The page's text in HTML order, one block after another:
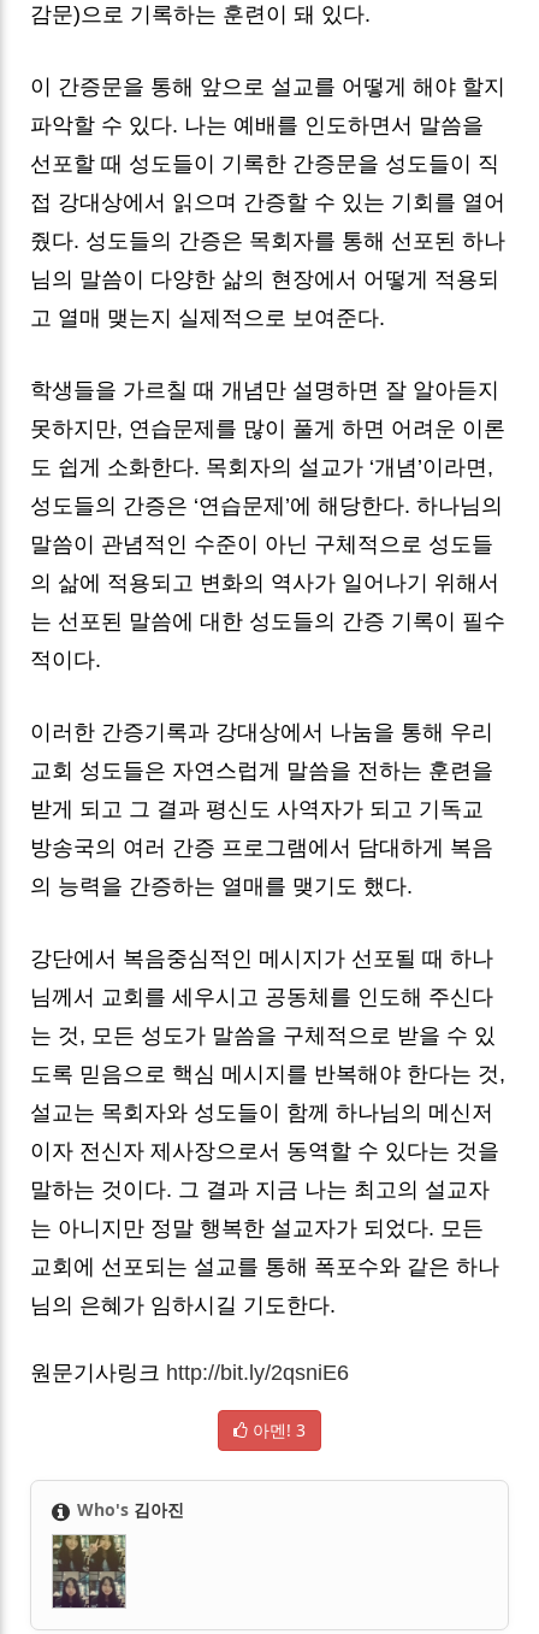
감문)으로 기록하는 훈련이 돼 있다.
이 간증문을 통해 앞으로 설교를 어떻게 해야 할지
파악할 수 있다. 나는 예배를 인도하면서 말씀을
선포할 때 성도들이 기록한 간증문을 성도들이 직
접 강대상에서 읽으며 간증할 수 있는 기회를 열어
줬다. 성도들의 간증은 목회자를 통해 선포된 하나
님의 말씀이 다양한 삶의 현장에서 어떻게 적용되
고 열매 맺는지 실제적으로 보여준다.
학생들을 가르칠 때 개념만 설명하면 잘 알아듣지
못하지만, 연습문제를 많이 풀게 하면 어려운 이론
도 쉽게 소화한다. 목회자의 설교가 ‘개념’이라면,
성도들의 간증은 ‘연습문제’에 해당한다. 하나님의
말씀이 관념적인 수준이 아닌 구체적으로 성도들
의 삶에 적용되고 변화의 역사가 일어나기 위해서
는 선포된 말씀에 대한 성도들의 간증 기록이 필수
적이다.
이러한 간증기록과 강대상에서 나눔을 통해 우리
교회 성도들은 자연스럽게 말씀을 전하는 훈련을
받게 되고 그 결과 평신도 사역자가 되고 기독교
방송국의 여러 간증 프로그램에서 담대하게 복음
의 능력을 간증하는 열매를 맺기도 했다.
강단에서 복음중심적인 메시지가 선포될 때 하나
님께서 교회를 세우시고 공동체를 인도해 주신다
는 것, 모든 성도가 말씀을 구체적으로 받을 수 있
도록 믿음으로 핵심 메시지를 반복해야 한다는 것,
설교는 목회자와 성도들이 함께 하나님의 메신저
이자 전신자 제사장으로서 동역할 수 있다는 것을
말하는 것이다. 그 결과 지금 나는 최고의 설교자
는 아니지만 정말 행복한 설교자가 되었다. 모든
교회에 선포되는 설교를 통해 폭포수와 같은 하나
님의 은혜가 임하시길 기도한다.
원문기사링크 http://bit.ly/2qsniE6
아멘! 3
Who's 김아진